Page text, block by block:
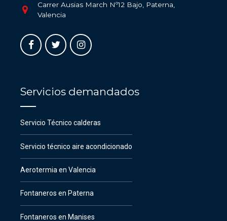
Carrer Ausias March Nº12 Bajo, Paterna,
Valencia
Servicios demandados
Servicio Técnico calderas
Servicio técnico aire acondicionado
Aerotermia en Valencia
Fontaneros en Paterna
Fontaneros en Manises